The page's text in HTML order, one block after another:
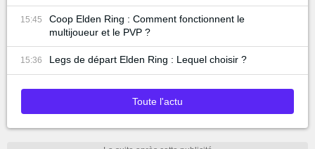
15:45
Coop Elden Ring : Comment fonctionnent le
multijoueur et le PVP ?
15:36 Legs de départ Elden Ring : Lequel choisir ?
Toute l'actu